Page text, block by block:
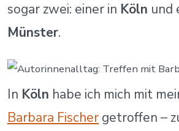
sogar zwei: einer in Köln und
Münster.
In Köln habe ich mich mit
Barbara Fischergetroffen –